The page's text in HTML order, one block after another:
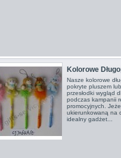
Kolorowe
Nasze kolorowe
pokryte pluszem
przesłodki wygląd
podczas kampanii
promocyjnych.
ukierunkowaną na
idealny gadżet...